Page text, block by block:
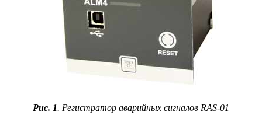
Рис. 1. Регистратор аварийных сигналов RAS-01